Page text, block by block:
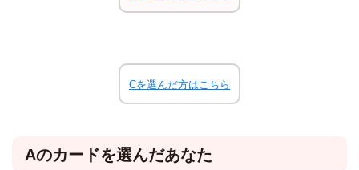
Cを選んだ方はこちら
Aのカードを選んだあなた